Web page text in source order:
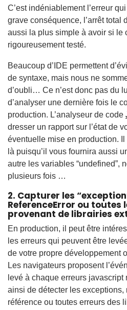
C’est indéniablement l’erreur
grave conséquence, l’arrêt total
aussi la plus simple à avoir si le
rigoureusement testé.
Beaucoup d’IDE permettent
de syntaxe, mais nous ne
d’oubli… Ce n’est donc pas du
d’analyser une dernière fois le
production. L’analyseur de code
dresser un rapport sur l’état de
éventuelle mise en production. Il
là puisqu’il vous fournira aussi
autre les variables “undefined”,
plusieurs fois …
2. Capturer les
ReferenceError ou toutes
provenant de librairies
En production, il peut être
les erreurs qui peuvent être
de votre propre développement
Les navigateurs proposent
levé à chaque erreurs javascript
ainsi de détecter les
référence ou toutes erreurs des